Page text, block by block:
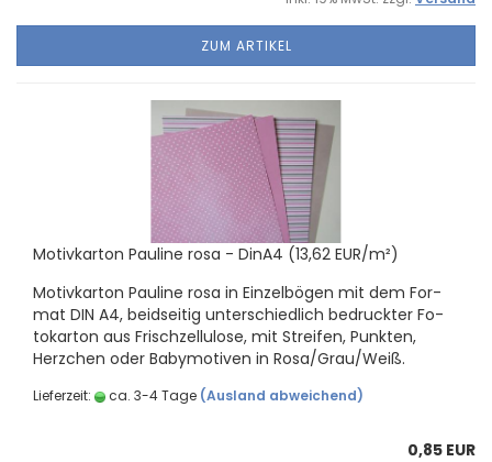
ZUM ARTIKEL
Mo­tiv­kar­ton Pau­li­ne rosa - DinA4 (13,62 EUR/m²)
Mo­tiv­kar­ton Pau­li­ne rosa in Ein­zel­bö­gen mit dem For­
mat DIN A4, beid­sei­tig un­ter­schied­lich be­druck­ter Fo­
to­kar­ton aus Frisch­zel­lu­lo­se, mit Strei­fen, Punk­ten,
Herz­chen oder Ba­by­mo­ti­ven in Rosa/Grau/Weiß.
Lieferzeit: ca. 3-4 Tage (Ausland abweichend)
0,85 EUR